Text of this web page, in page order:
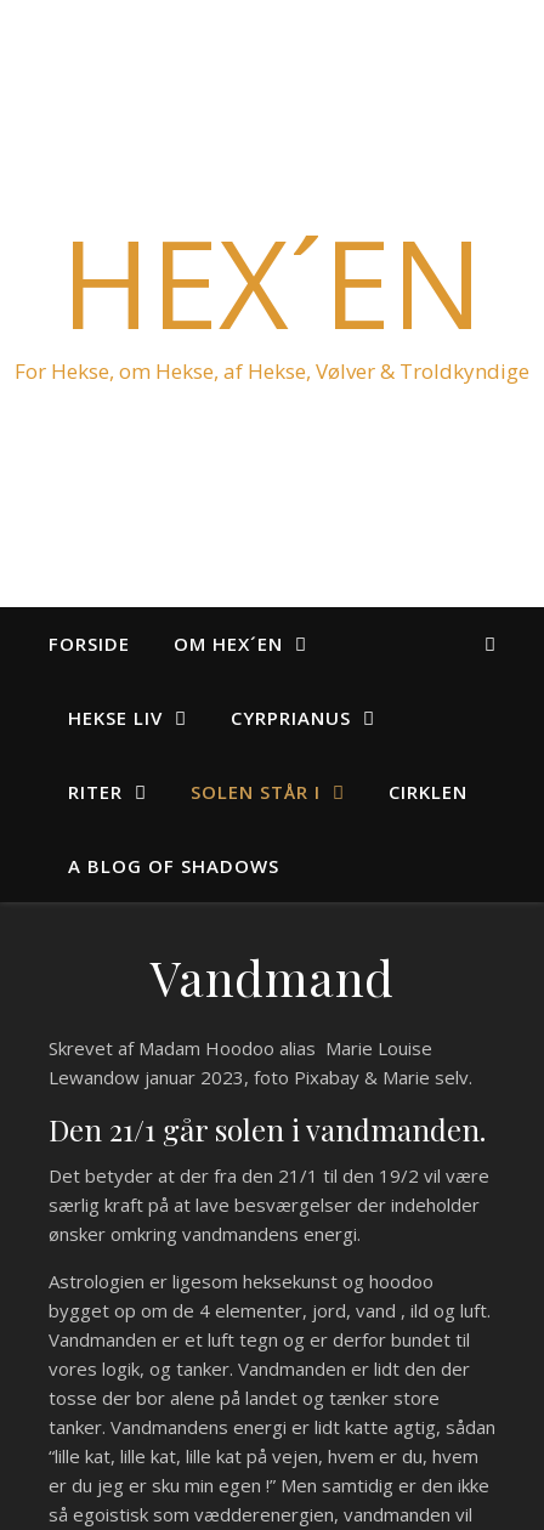
HEX´EN
For Hekse, om Hekse, af Hekse, Vølver & Troldkyndige
FORSIDE OM HEX´EN
HEKSE LIV CYRPRIANUS
RITER SOLEN STÅR I CIRKLEN
A BLOG OF SHADOWS
Vandmand
Skrevet af Madam Hoodoo alias Marie Louise
Lewandow januar 2023, foto Pixabay & Marie selv.
Den 21/1 går solen i vandmanden.
Det betyder at der fra den 21/1 til den 19/2 vil være
særlig kraft på at lave besværgelser der indeholder
ønsker omkring vandmandens energi.
Astrologien er ligesom heksekunst og hoodoo
bygget op om de 4 elementer, jord, vand , ild og luft.
Vandmanden er et luft tegn og er derfor bundet til
vores logik, og tanker. Vandmanden er lidt den der
tosse der bor alene på landet og tænker store
tanker. Vandmandens energi er lidt katte agtig, sådan
“lille kat, lille kat, lille kat på vejen, hvem er du, hvem
er du jeg er sku min egen !” Men samtidig er den ikke
så egoistisk som vædderenergien, vandmanden vil